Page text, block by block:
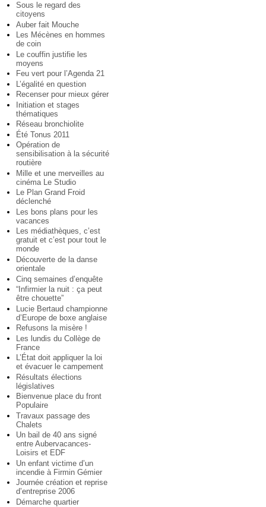
Sous le regard des
citoyens
Auber fait Mouche
Les Mécènes en hommes
de coin
Le couffin justifie les
moyens
Feu vert pour l’Agenda 21
L’égalité en question
Recenser pour mieux gérer
Initiation et stages
thématiques
Réseau bronchiolite
Été Tonus 2011
Opération de
sensibilisation à la sécurité
routière
Mille et une merveilles au
cinéma Le Studio
Le Plan Grand Froid
déclenché
Les bons plans pour les
vacances
Les médiathèques, c’est
gratuit et c’est pour tout le
monde
Découverte de la danse
orientale
Cinq semaines d’enquête
“Infirmier la nuit : ça peut
être chouette”
Lucie Bertaud championne
d’Europe de boxe anglaise
Refusons la misère !
Les lundis du Collège de
France
L’État doit appliquer la loi
et évacuer le campement
Résultats élections
législatives
Bienvenue place du front
Populaire
Travaux passage des
Chalets
Un bail de 40 ans signé
entre Aubervacances-
Loisirs et EDF
Un enfant victime d’un
incendie à Firmin Gémier
Journée création et reprise
d’entreprise 2006
Démarche quartier